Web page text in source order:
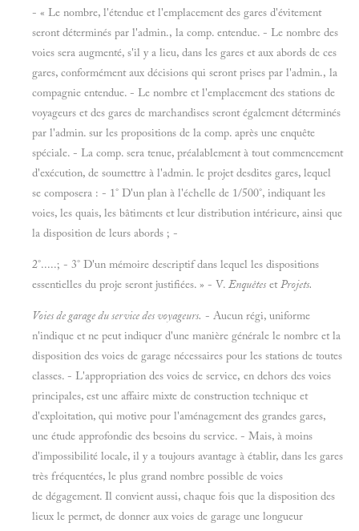
- « Le nombre, l'étendue et l'emplacement des gares d'évitement
seront déterminés par l'admin., la comp. entendue. - Le nombre des
voies sera augmenté, s'il y a lieu, dans les gares et aux abords de ces
gares, conformément aux décisions qui seront prises par l'admin., la
compagnie entendue. - Le nombre et l'emplacement des stations de
voyageurs et des gares de marchandises seront également déterminés
par l'admin. sur les propositions de la comp. après une enquête
spéciale. - La comp. sera tenue, préalablement à tout commencement
d'exécution, de soumettre à l'admin. le projet desdites gares, lequel
se composera : - 1° D'un plan à l'échelle de 1/500°, indiquant les
voies, les quais, les bâtiments et leur distribution intérieure, ainsi que
la disposition de leurs abords ; -
2°.....; - 3° D'un mémoire descriptif dans lequel les dispositions
essentielles du proje seront justifiées. » - V. Enquêtes etProjets.
Voies de garage du service des voyageurs. - Aucun régi, uniforme
n'indique et ne peut indiquer d'une manière générale le nombre et la
disposition des voies de garage nécessaires pour les stations de toutes
classes. - L'appropriation des voies de service, en dehors des voies
principales, est une affaire mixte de construction technique et
d'exploitation, qui motive pour l'aménagement des grandes gares,
une étude approfondie des besoins du service. - Mais, à moins
d'impossibilité locale, il y a toujours avantage à établir, dans les gares
très fréquentées, le plus grand nombre possible de voies
de dégagement. Il convient aussi, chaque fois que la disposition des
lieux le permet, de donner aux voies de garage une longueur